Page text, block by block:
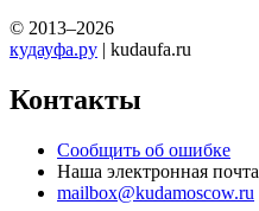
© 2013–2026
кудауфа.ру | kudaufa.ru
Контакты
Сообщить об ошибке
Наша электронная почта
mailbox@kudamoscow.ru